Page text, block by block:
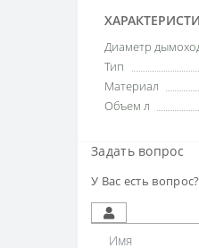
Диаметр
Тип
Материал
Объем л
Задать вопрос
У Вас есть